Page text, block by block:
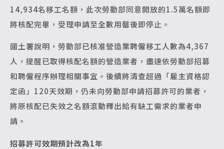
14,934名移工名額，此次勞動部同意開放的1.5萬名額即
將核配完畢，受理申請至全數用罄後即停止。
國土署說明，勞動部已核准營造業聘僱移工人數為4,367
人，提醒已取得核配名額的營造業者，盡速依勞動部招募
和聘僱程序辦理相關事宜。後續將清查超過「雇主資格認
定函」120天效期，仍未向勞動部申請招募許可的業者，
將原核配已失效之名額滾動釋出給有缺工需求的業者申
請。
招募許可效期預計改為1年